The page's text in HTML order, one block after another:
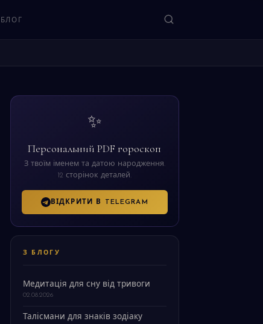
БЛОГ
✨
Персональний PDF гороскоп
З твоїм іменем та датою народження.
12 сторінок деталей.
ВІДКРИТИ В TELEGRAM
З БЛОГУ
Медитація для сну від тривоги
02.08.2026
Талісмани для знаків зодіаку